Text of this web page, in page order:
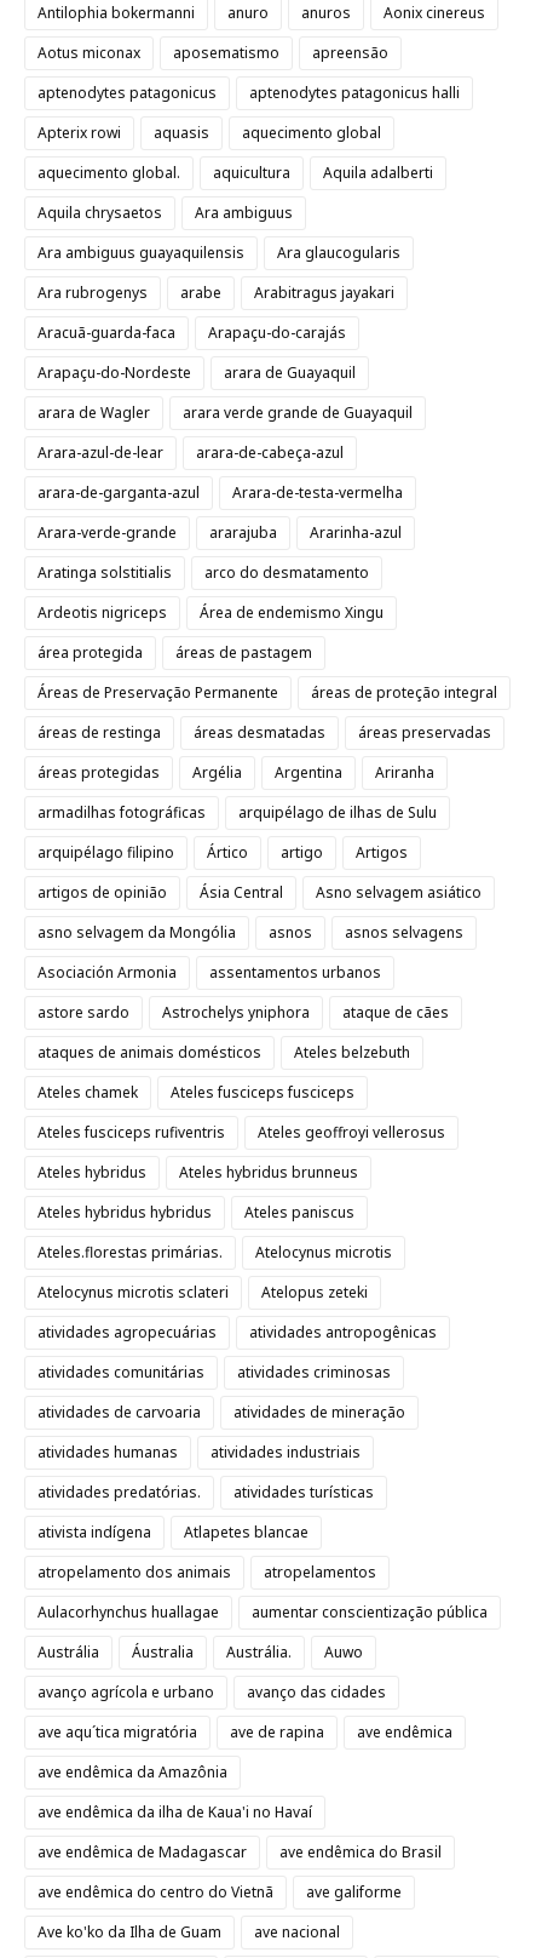
Antilophia bokermanni
anuro anuros
Aonix cinereus
Aotus miconax
aposematismo
apreensão
aptenodytes patagonicus
aptenodytes patagonicus halli
Apterix rowi
aquasis
aquecimento global
aquecimento global.
aquicultura
Aquila adalberti
Aquila chrysaetos
Ara ambiguus
Ara ambiguus guayaquilensis
Ara glaucogularis
Ara rubrogenys
arabe
Arabitragus jayakari
Aracuã-guarda-faca
Arapaçu-do-carajás
Arapaçu-do-Nordeste
arara de Guayaquil
arara de Wagler
arara verde grande de Guayaquil
Arara-azul-de-lear
arara-de-cabeça-azul
arara-de-garganta-azul
Arara-de-testa-vermelha
Arara-verde-grande
ararajuba
Ararinha-azul
Aratinga solstitialis
arco do desmatamento
Ardeotis nigriceps
Área de endemismo Xingu
área protegida
áreas de pastagem
Áreas de Preservação Permanente
áreas de proteção integral
áreas de restinga
áreas desmatadas
áreas preservadas
áreas protegidas
Argélia Argentina
Ariranha
armadilhas fotográficas
arquipélago de ilhas de Sulu
arquipélago filipino
Ártico artigo
Artigos
artigos de opinião
Ásia Central
Asno selvagem asiático
asno selvagem da Mongólia
asnos
asnos selvagens
Asociación Armonia
assentamentos urbanos
astore sardo
Astrochelys yniphora
ataque de cães
ataques de animais domésticos
Ateles belzebuth
Ateles chamek
Ateles fusciceps fusciceps
Ateles fusciceps rufiventris
Ateles geoffroyi vellerosus
Ateles hybridus
Ateles hybridus brunneus
Ateles hybridus hybridus
Ateles paniscus
Ateles.florestas primárias.
Atelocynus microtis
Atelocynus microtis sclateri
Atelopus zeteki
atividades agropecuárias
atividades antropogênicas
atividades comunitárias
atividades criminosas
atividades de carvoaria
atividades de mineração
atividades humanas
atividades industriais
atividades predatórias.
atividades turísticas
ativista indígena
Atlapetes blancae
atropelamento dos animais
atropelamentos
Aulacorhynchus huallagae
aumentar conscientização pública
Austrália
Áustralia Austrália.
Auwo
avanço agrícola e urbano
avanço das cidades
ave aqu´tica migratória
ave de rapina
ave endêmica
ave endêmica da Amazônia
ave endêmica da ilha de Kaua'i no Havaí
ave endêmica de Madagascar
ave endêmica do Brasil
ave endêmica do centro do Vietnã
ave galiforme
Ave ko'ko da Ilha de Guam
ave nacional